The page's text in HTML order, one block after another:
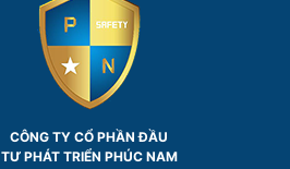
CÔNG TY CỔ PHẦN ĐẦU
TƯ PHÁT TRIỂN PHÚC NAM